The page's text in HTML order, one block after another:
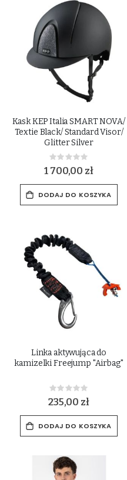
Kask KEP Italia SMART NOVA/
Textie Black/ Standard Visor/
Glitter Silver
Rating:
0%
1 700,00 zł
DODAJ DO KOSZYKA
Linka aktywująca do
kamizelki Freejump "Airbag"
Rating:
0%
235,00 zł
DODAJ DO KOSZYKA